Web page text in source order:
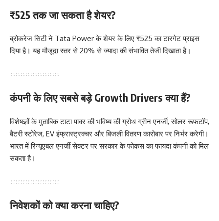
₹525 तक जा सकता है शेयर?
ब्रोकरेज सिटी ने Tata Power के शेयर के लिए ₹525 का टारगेट प्राइस
दिया है। यह मौजूदा स्तर से 20% से ज्यादा की संभावित तेजी दिखाता है।
कंपनी के लिए सबसे बड़े Growth Drivers क्या हैं?
विशेषज्ञों के मुताबिक टाटा पावर की भविष्य की ग्रोथ ग्रीन एनर्जी, सोलर रूफटॉप,
बैटरी स्टोरेज, EV इंफ्रास्ट्रक्चर और बिजली वितरण कारोबार पर निर्भर करेगी।
भारत में रिन्यूएबल एनर्जी सेक्टर पर सरकार के फोकस का फायदा कंपनी को मिल
सकता है।
निवेशकों को क्या करना चाहिए?